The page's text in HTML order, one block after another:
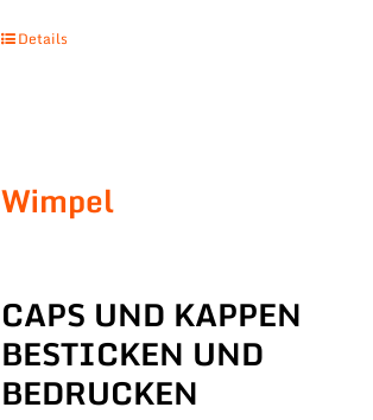
Details
Wimpel
CAPS UND KAPPEN
BESTICKEN UND
BEDRUCKEN